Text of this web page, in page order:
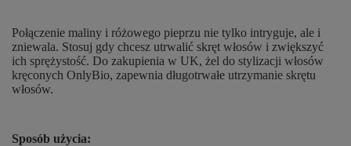
Połączenie maliny i różowego pieprzu nie tylko intryguje, ale i
zniewala. Stosuj gdy chcesz utrwalić skręt włosów i zwiększyć
ich sprężystość. Do zakupienia w UK, żel do stylizacji włosów
kręconych OnlyBio, zapewnia długotrwałe utrzymanie skrętu
włosów.
Sposób użycia: